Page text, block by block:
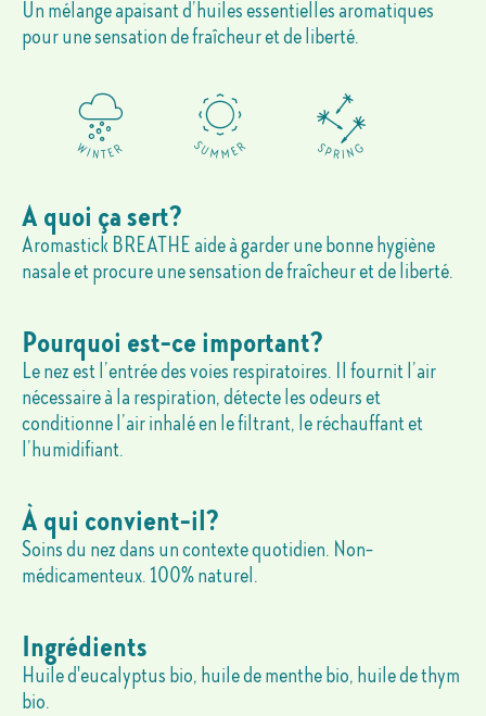
Un mélange apaisant d’huiles essentielles aromatiques
pour une sensation de fraîcheur et de liberté.
A quoi ça sert?
Aromastick BREATHE aide à garder une bonne hygiène
nasale et procure une sensation de fraîcheur et de liberté.
Pourquoi est-ce important?
Le nez est l’entrée des voies respiratoires. Il fournit l’air
nécessaire à la respiration, détecte les odeurs et
conditionne l’air inhalé en le filtrant, le réchauffant et
l’humidifiant.
À qui convient-il?
Soins du nez dans un contexte quotidien. Non-
médicamenteux. 100% naturel.
Ingrédients
Huile d'eucalyptus bio, huile de menthe bio, huile de thym
bio.